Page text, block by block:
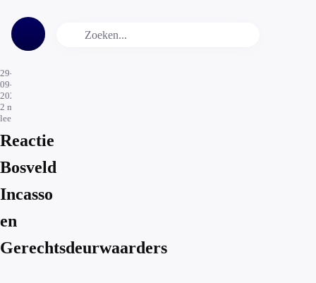
29-
09-
2025
2 min.
leestijd
Reactie
Bosveld
Incasso
en
Gerechtsdeurwaarders